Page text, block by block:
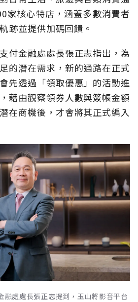
家核心特店，涵蓋多數消費者
跡並提供加碼回饋。
付金融處處長張正志指出，為
的潛在需求，新的通路在正式
先透過「領取優惠」的活動進
藉由觀察領券人數與簽帳金額
在商機後，才會將其正式編入
融處處長張正志提到，玉山將影音平台